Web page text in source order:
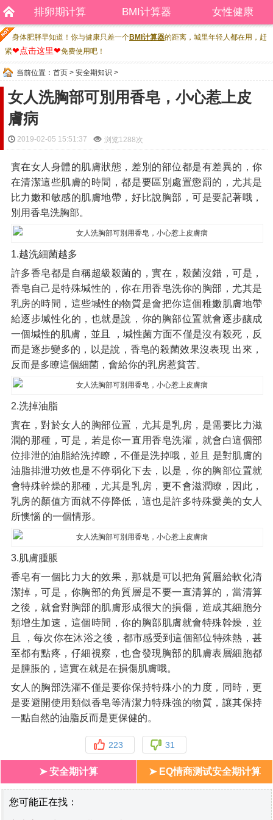
排卵期计算 BMI计算器 女性健康
身体肥胖早知道！你与健康只差一个BMI计算器的距离，城里年轻人都在用，赶
紧❤点击这里❤免费使用吧！
当前位置： 首页 > 安全期知识 >
女人洗胸部可別用香皂，小心惹上皮
膚病
2019-02-05 15:51:37 浏览1288次
實在女人身體的肌膚狀態，差別的部位都是有差異的，你
在清潔這些肌膚的時間，都是要區別處置懲罰的，尤其是
比力嫩和敏感的肌膚地帶，好比說胸部，可是要記著哦，
別用香皂洗胸部。
1.越洗細菌越多
許多香皂都是自稱超級殺菌的，實在，殺菌沒錯，可是，
香皂自己是特殊堿性的，你在用香皂洗你的胸部，尤其是
乳房的時間，這些堿性的物質是會把你這個稚嫩肌膚地帶
給逐步堿性化的，也就是說，你的胸部位置就會逐步釀成
一個堿性的肌膚，並且 ，堿性菌方面不僅是沒有殺死，反
而是逐步變多的，以是說，香皂的殺菌效果沒表現 出來，
反而是多瞭這個細菌，會給你的乳房惹貧苦。
2.洗掉油脂
實在，對於女人的胸部位置，尤其是乳房，是需要比力滋
潤的那種，可是，若是你一直用香皂洗濯，就會白這個部
位排泄的油脂給洗掉瞭，不僅是洗掉哦，並且 是對肌膚的
油脂排泄功效也是不停弱化下去，以是，你的胸部位置就
會特殊幹燥的那種，尤其是乳房，更不會滋潤瞭，因此，
乳房的顏值方面就不停降低，這也是許多特殊愛美的女人
所懊惱 的一個情形。
3.肌膚腫脹
香皂有一個比力大的效果，那就是可以把角質層給軟化清
潔掉，可是，你胸部的角質層是不要一直清算的，當清算
之後，就會對胸部的肌膚形成很大的損傷，造成其細胞分
類增生加速，這個時間，你的胸部肌膚就會特殊幹燥，並
且 ，每次你在沐浴之後，都市感受到這個部位特殊熱，甚
至都有點疼，仔細視察，也會發現胸部的肌膚表層細胞都
是腫脹的，這實在就是在損傷肌膚哦。
女人的胸部洗濯不僅是要你保持特殊小的力度，同時，更
是要避開使用類似香皂等清潔力特殊強的物質，讓其保持
一點自然的油脂反而是更保健的。
223 31
➤ 安全期计算 ➤ EQ情商测试安全期计算
您可能正在找：